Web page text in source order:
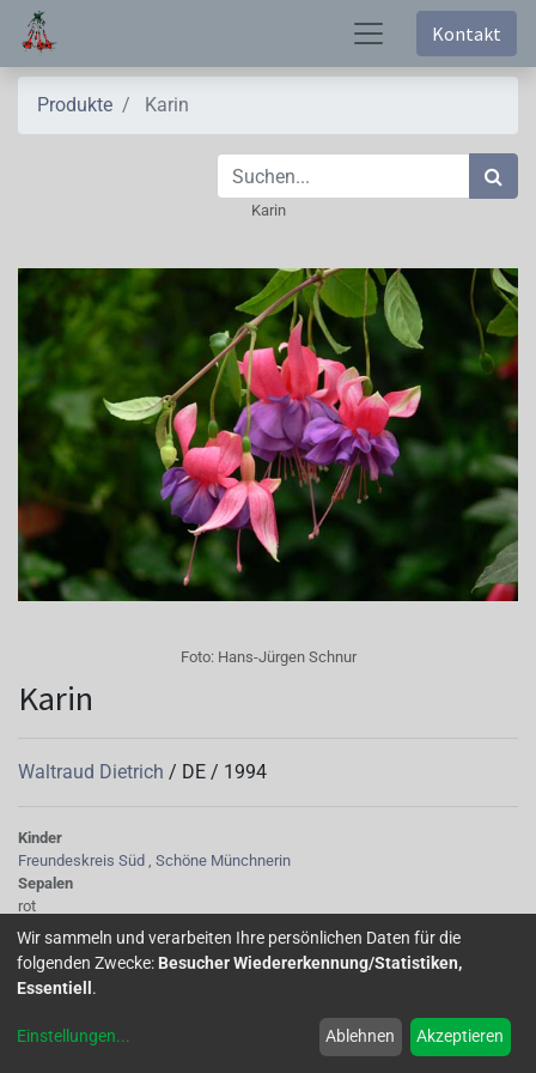
Kontakt
Produkte Karin
Karin
Foto: Hans-Jürgen Schnur
Karin
Waltraud Dietrich / DE / 1994
Kinder
Freundeskreis Süd , Schöne Münchnerin
Sepalen
rot
Korolle/Petalen
blau
Knospe/Blüte
gefüllt, gross
stehend
Wir sammeln und verarbeiten Ihre persönlichen Daten für die
folgenden Zwecke: Besucher Wiedererkennung/Statistiken,
Essentiell .
Einstellungen... Ablehnen Akzeptieren